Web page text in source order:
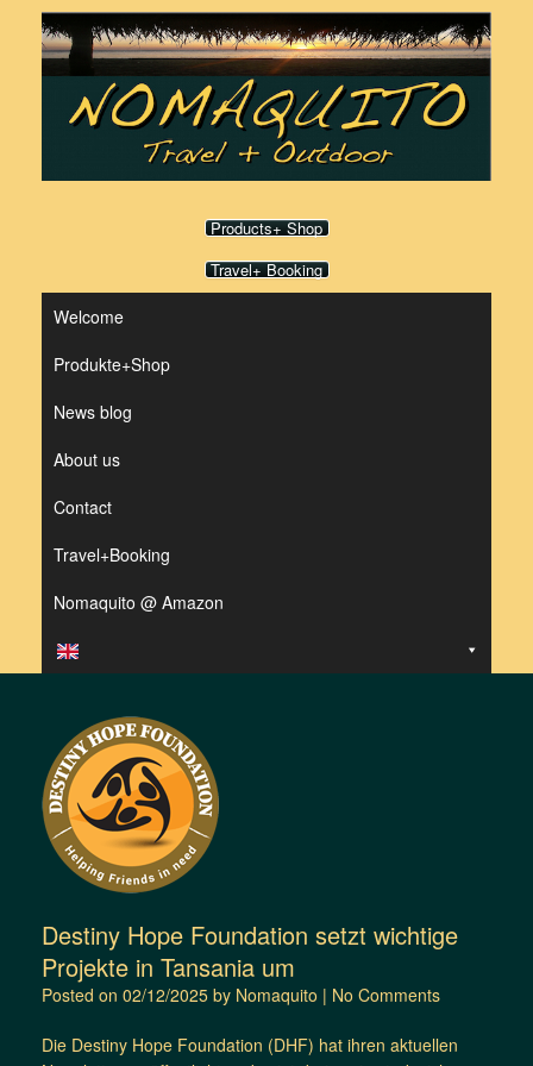
content
Products+ Shop
Travel+ Booking
Welcome
Produkte+Shop
News blog
About us
Contact
Travel+Booking
Nomaquito @ Amazon
Destiny Hope Foundation setzt wichtige
Projekte in Tansania um
Posted on 02/12/2025 by Nomaquito | No Comments
Die Destiny Hope Foundation (DHF) hat ihren aktuellen